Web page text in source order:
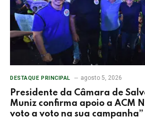
DESTAQUE PRINCIPAL agosto 5, 2026
Presidente da Câmara de
Muniz confirma apoio a ACM
voto a voto na sua campanha”